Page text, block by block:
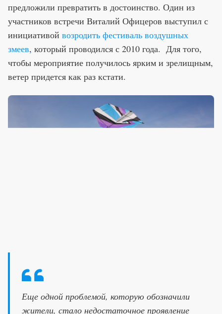
предложили превратить в достоинство. Один из
участников встречи Виталий Офицеров выступил с
инициативой возродить фестиваль воздушных
змеев, который проводился с 2010 года. Для того,
чтобы мероприятие получилось ярким и зрелищным,
ветер придется как раз кстати.
Еще одной проблемой, которую обозначили
жители, стало недостаточное проявление